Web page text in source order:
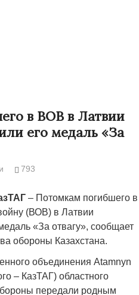
в ВОВ в Латвии
его медаль «За
793
– Потомкам погибшего в
(ВОВ) в Латвии
«За отвагу», сообщает
обороны Казахстана.
объединения Atamnyn
– КазТАГ) областного
передали родным